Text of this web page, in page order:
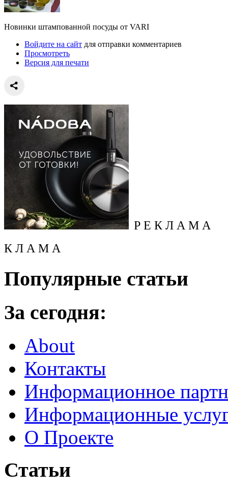
Новинки штампованной посуды от VARI
Войдите на сайт для отправки комментариев
Просмотреть
Версия для печати
Р Е К Л А М А
К Л А М А
Популярные статьи
За сегодня:
About
Контакты
Информационное
Информационные
О Проекте
Статьи